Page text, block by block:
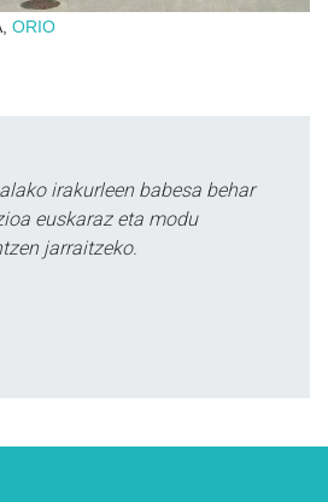
ORIO
irakurleen babesa behar
euskaraz eta modu
jarraitzeko.